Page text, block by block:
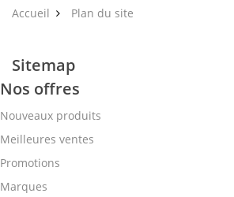
Accueil Plan du site
Sitemap
Nos offres
Nouveaux produits
Meilleures ventes
Promotions
Marques